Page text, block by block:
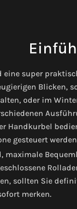
eine super
Blicken,
oder im
Handkurbel
gesteuert
maximale
sollten Sie
merken.